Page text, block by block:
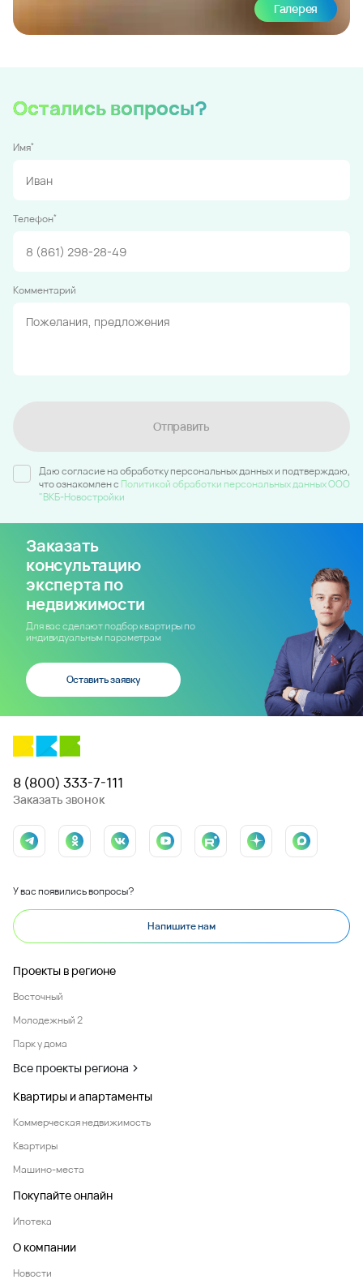
Галерея
Остались вопросы?
Имя*
Телефон*
Комментарий
Отправить
Даю согласие на обработку персональных данных и подтверждаю,
что ознакомлен c Политикой обработки персональных данных ООО
"ВКБ-Новостройки
Заказать
консультацию
эксперта по
недвижимости
Для вас сделают подбор квартиры по
индивидуальным параметрам
Оставить заявку
8 (800) 333-7-111
Заказать звонок
У вас появились вопросы?
Напишите нам
Проекты в регионе
Восточный
Молодежный 2
Парк у дома
Все проекты региона
Квартиры и апартаменты
Коммерческая недвижимость
Квартиры
Машино-места
Покупайте онлайн
Ипотека
О компании
Новости